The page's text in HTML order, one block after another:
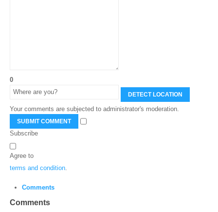
0
DETECT LOCATION
Your comments are subjected to administrator's moderation.
SUBMIT COMMENT
Subscribe
Agree to
terms and condition
Comments
Comments